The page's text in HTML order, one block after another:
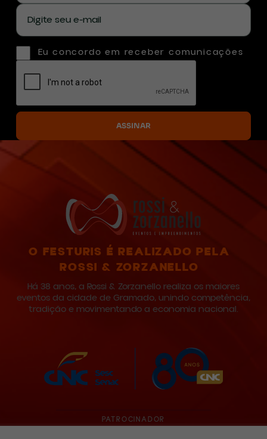
Eu concordo em receber comunicações
O FESTURIS É REALIZADO PELA
ROSSI & ZORZANELLO
Há 38 anos, a Rossi & Zorzanello realiza os maiores
eventos da cidade de Gramado, unindo competência,
tradição e movimentando a economia nacional.
PATROCINADOR